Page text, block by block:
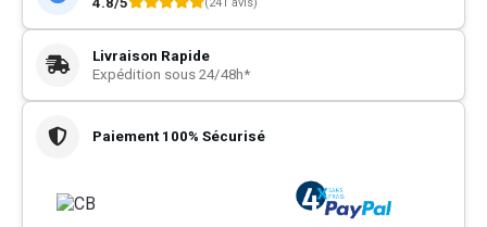
Livraison Rapide
Expédition sous 24/48h*
Paiement 100% Sécurisé